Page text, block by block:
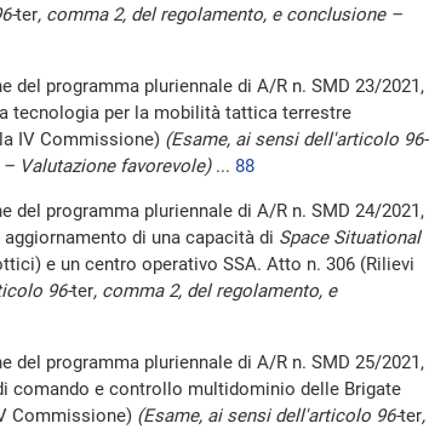
ter, comma 2, del regolamento, e conclusione –
del programma pluriennale di A/R n. SMD 23/2021,
tecnologia per la mobilità tattica terrestre
IV Commissione) (Esame, ai sensi dell'articolo 96-
Valutazione favorevole)... 88
del programma pluriennale di A/R n. SMD 24/2021,
di una capacità di Space Situational
e un centro operativo SSA. Atto n. 306 (Rilievi
96-ter, comma 2, del regolamento, e
del programma pluriennale di A/R n. SMD 25/2021,
comando e controllo multidominio delle Brigate
Commissione) (Esame, ai sensi dell'articolo 96-ter,